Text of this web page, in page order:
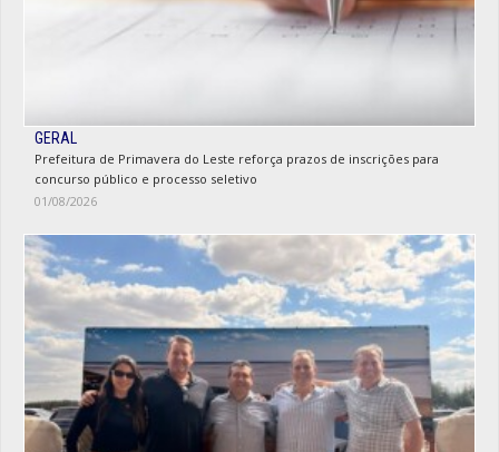
GERAL
Prefeitura de Primavera do Leste reforça prazos de inscrições para
concurso público e processo seletivo
01/08/2026